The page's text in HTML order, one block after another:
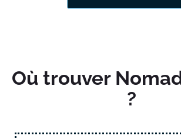
Où trouver
?